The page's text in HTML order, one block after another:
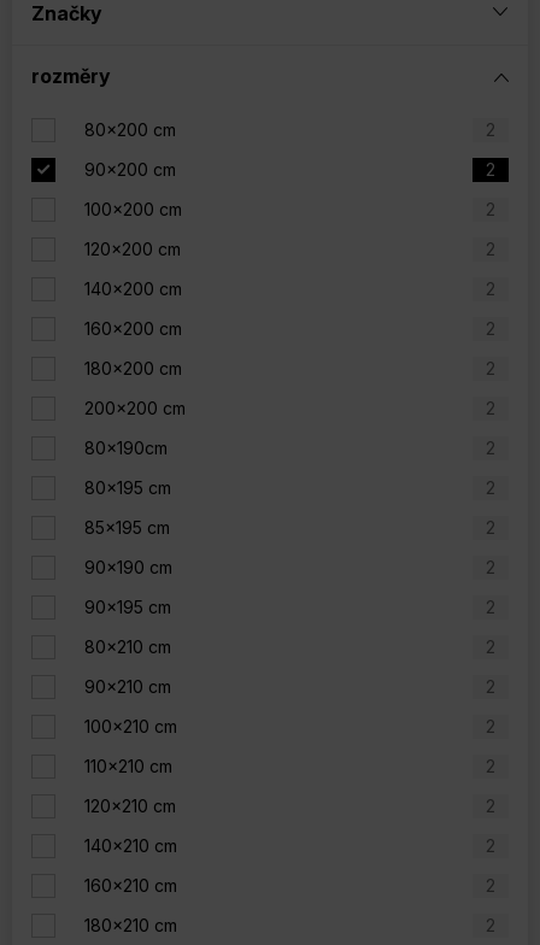
Značky
rozměry
80x200 cm
2
90x200 cm
2
100x200 cm
2
120x200 cm
2
140x200 cm
2
160x200 cm
2
180x200 cm
2
200x200 cm
2
80x190cm
2
80x195 cm
2
85x195 cm
2
90x190 cm
2
90x195 cm
2
80x210 cm
2
90x210 cm
2
100x210 cm
2
110x210 cm
2
120x210 cm
2
140x210 cm
2
160x210 cm
2
180x210 cm
2